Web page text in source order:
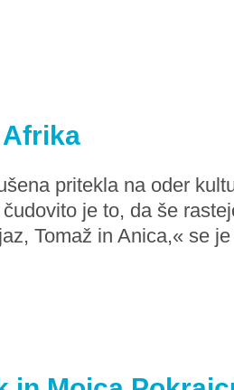
pritekla na oder
je to, da še
Tomaž in Anica,« se